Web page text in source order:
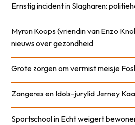
Ernstig incident in Slagharen:
Myron Koops (vriendin van Enzo
nieuws over gezondheid
Grote zorgen om vermist meisje
Zangeres en Idols-jurylid Jerney
Sportschool in Echt weigert